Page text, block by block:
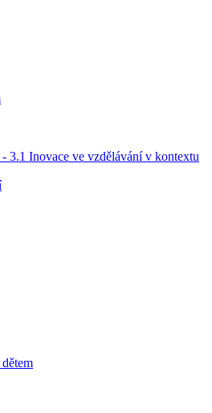
3.1 Inovace ve vzdělávání v kontextu